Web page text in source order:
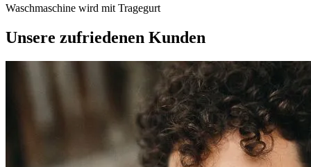
Waschmaschine wird mit Tragegurt
Unsere zufriedenen Kunden